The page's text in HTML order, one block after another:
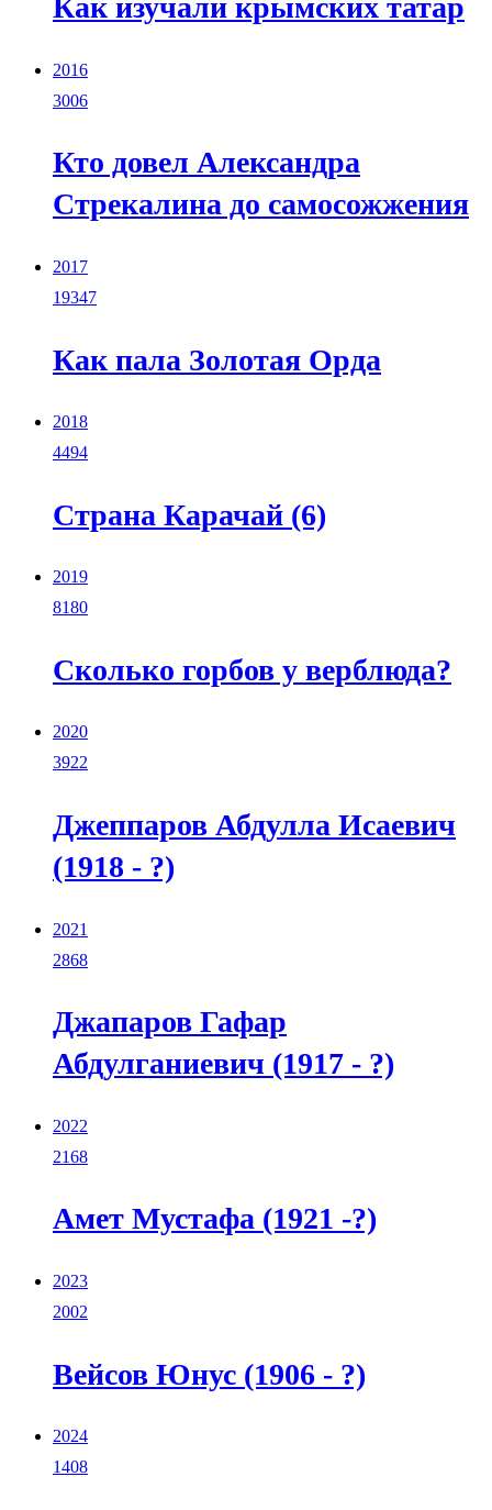
Как изучали крымских татар
2016
3006
Кто довел Александра
Стрекалина до самосожжения
2017
19347
Как пала Золотая Орда
2018
4494
Страна Карачай (6)
2019
8180
Сколько горбов у верблюда?
2020
3922
Джеппаров Абдулла Исаевич
(1918 - ?)
2021
2868
Джапаров Гафар
Абдулганиевич (1917 - ?)
2022
2168
Амет Мустафа (1921 -?)
2023
2002
Вейсов Юнус (1906 - ?)
2024
1408